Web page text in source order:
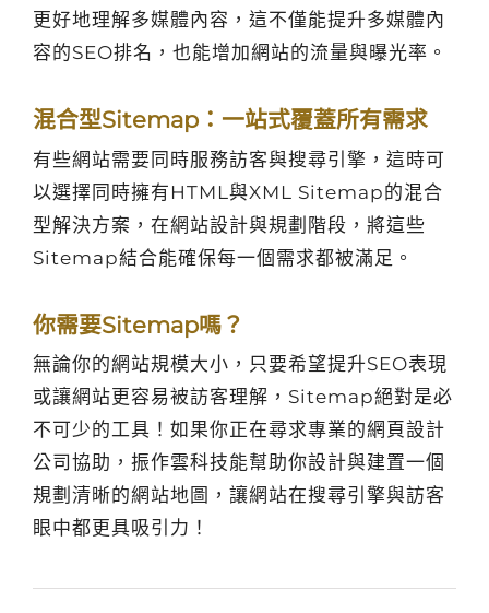
更好地理解多媒體內容，這不僅能提升多媒體內
容的SEO排名，也能增加網站的流量與曝光率。
混合型Sitemap：一站式覆蓋所有需求
有些網站需要同時服務訪客與搜尋引擎，這時可
以選擇同時擁有HTML與XML Sitemap的混合
型解決方案，在網站設計與規劃階段，將這些
Sitemap結合能確保每一個需求都被滿足。
你需要Sitemap嗎？
無論你的網站規模大小，只要希望提升SEO表現
或讓網站更容易被訪客理解，Sitemap絕對是必
不可少的工具！如果你正在尋求專業的網頁設計
公司協助，振作雲科技能幫助你設計與建置一個
規劃清晰的網站地圖，讓網站在搜尋引擎與訪客
眼中都更具吸引力！